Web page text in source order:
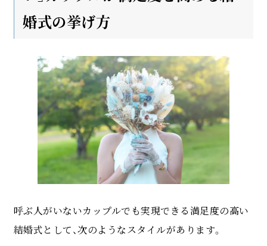
婚式の挙げ方
呼ぶ人がいないカップルでも実現できる満足度の高い
結婚式として、次のようなスタイルがあります。